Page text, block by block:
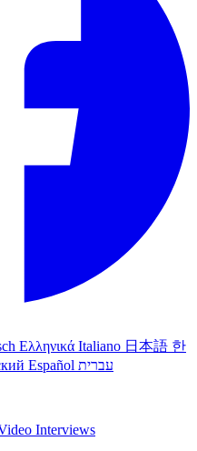
Ελληνικά Italiano 日本語 한
Español עברית
Interviews